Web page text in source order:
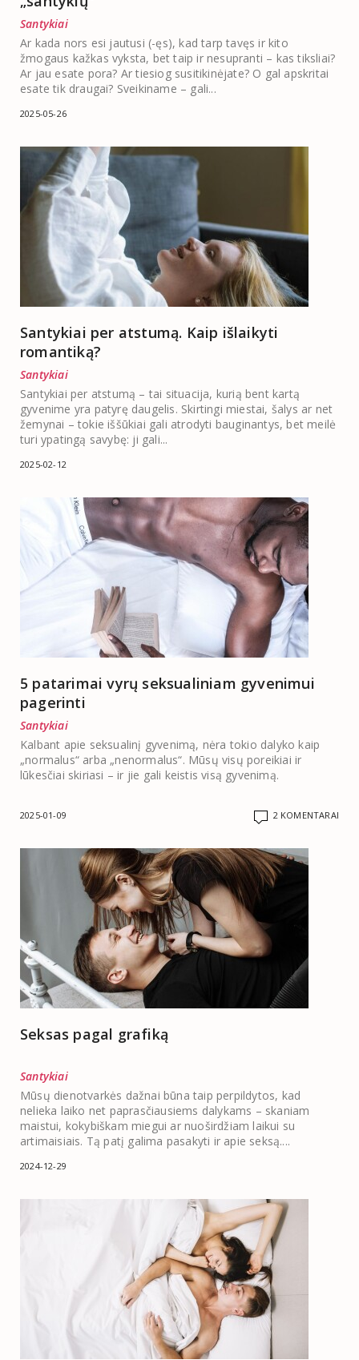
Santykiai
Ar kada nors esi jautusi (-ęs), kad tarp tavęs ir kito
žmogaus kažkas vyksta, bet taip ir nesupranti – kas tiksliai?
Ar jau esate pora? Ar tiesiog susitikinėjate? O gal apskritai
esate tik draugai? Sveikiname – gali...
2025-05-26
Santykiai per atstumą. Kaip išlaikyti
romantiką?
Santykiai
Santykiai per atstumą – tai situacija, kurią bent kartą
gyvenime yra patyrę daugelis. Skirtingi miestai, šalys ar net
žemynai – tokie iššūkiai gali atrodyti bauginantys, bet meilė
turi ypatingą savybę: ji gali...
2025-02-12
5 patarimai vyrų seksualiniam gyvenimui
pagerinti
Santykiai
Kalbant apie seksualinį gyvenimą, nėra tokio dalyko kaip
„normalus“ arba „nenormalus“. Mūsų visų poreikiai ir
lūkesčiai skiriasi – ir jie gali keistis visą gyvenimą.
2025-01-09 2 KOMENTARAI
Seksas pagal grafiką
Santykiai
Mūsų dienotvarkės dažnai būna taip perpildytos, kad
nelieka laiko net paprasčiausiems dalykams – skaniam
maistui, kokybiškam miegui ar nuoširdžiam laikui su
artimaisiais. Tą patį galima pasakyti ir apie seksą....
2024-12-29